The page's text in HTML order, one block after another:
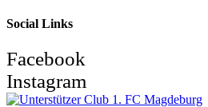
Social Links
Facebook
Instagram